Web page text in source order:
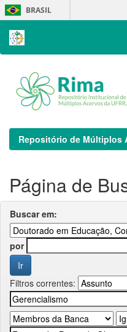
Skip
navigation
BRASIL
Repositório de Múltiplos
Página de
Buscar em:
por
Filtros correntes: